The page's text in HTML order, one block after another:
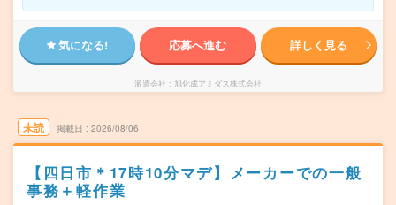
気になる! 応募へ進む 詳しく見る
派遣会社 旭化成アミダス株式会社
未読 掲載日 2026/08/06
【四日市＊17時10分マデ】メーカーでの一般
事務＋軽作業